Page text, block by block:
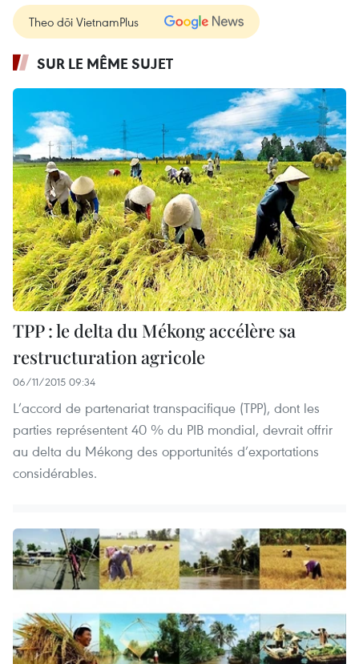
Theo dõi VietnamPlus
SUR LE MÊME SUJET
TPP : le delta du Mékong accélère sa
restructuration agricole
06/11/2015 09:34
L’accord de partenariat transpacifique (TPP), dont les
parties représentent 40 % du PIB mondial, devrait offrir
au delta du Mékong des opportunités d’exportations
considérables.